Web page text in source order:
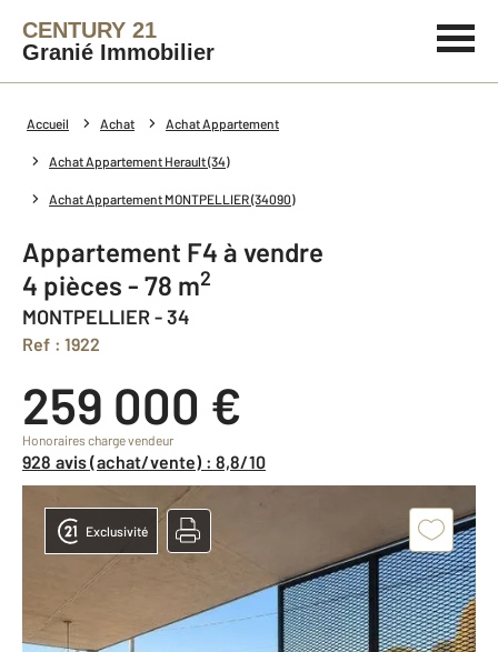
CENTURY 21
Granié Immobilier
Accueil Achat Achat Appartement
Achat Appartement Herault (34)
Achat Appartement MONTPELLIER (34090)
Appartement F4 à vendre
4 pièces - 78 m2
MONTPELLIER - 34
Ref : 1922
259 000 €
Honoraires charge vendeur
928 avis (achat/vente) : 8,8/10
Exclusivité